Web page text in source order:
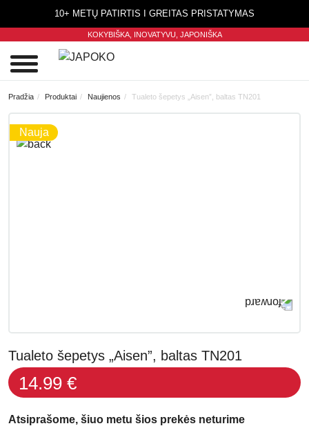
10+ METŲ PATIRTIS I GREITAS PRISTATYMAS
KOKYBIŠKA, INOVATYVU, JAPONIŠKA
Pradžia Produktai Naujienos Tualeto šepetys „Aisen”, baltas TN201
Nauja
Tualeto šepetys „Aisen”, baltas TN201
14.99 €
Atsiprašome, šiuo metu šios prekės neturime